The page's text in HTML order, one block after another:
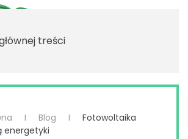
treści
Blog
Fotowoltaika
energetyki